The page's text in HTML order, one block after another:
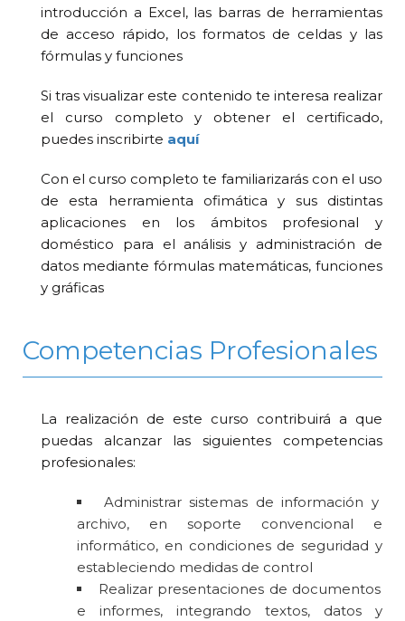
introducción a Excel, las barras de herramientas
de acceso rápido, los formatos de celdas y las
fórmulas y funciones
Si tras visualizar este contenido te interesa realizar
el curso completo y obtener el certificado,
puedes inscribirte aquí
Con el curso completo te familiarizarás con el uso
de esta herramienta ofimática y sus distintas
aplicaciones en los ámbitos profesional y
doméstico para el análisis y administración de
datos mediante fórmulas matemáticas, funciones
y gráficas
Competencias Profesionales
La realización de este curso contribuirá a que
puedas alcanzar las siguientes competencias
profesionales:
Administrar sistemas de información y
archivo, en soporte convencional e
informático, en condiciones de seguridad y
estableciendo medidas de control
Realizar presentaciones de documentos
e informes, integrando textos, datos y